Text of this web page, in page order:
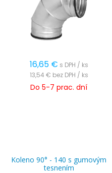
16,65 € s DPH / ks
13,54 € bez DPH / ks
Do 5-7 prac. dní
Koleno 90° - 140 s gumovým
tesnením